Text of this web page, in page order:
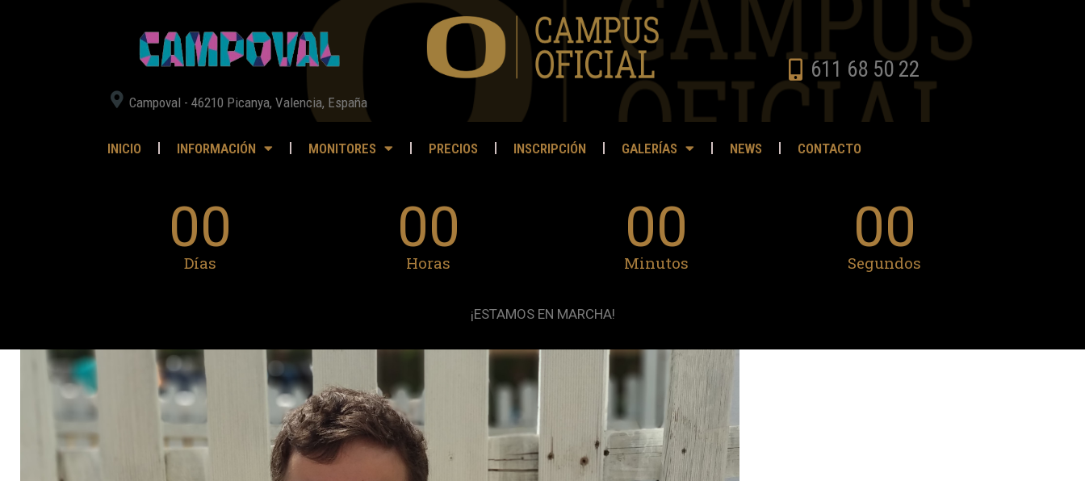
Campoval - 46210 Picanya, Valencia, España
611 68 50 22
INICIO INFORMACIÓN MONITORES PRECIOS INSCRIPCIÓN GALERÍAS NEWS CONTACTO
00
Días
00
Horas
00
Minutos
00
Segundos
¡ESTAMOS EN MARCHA!